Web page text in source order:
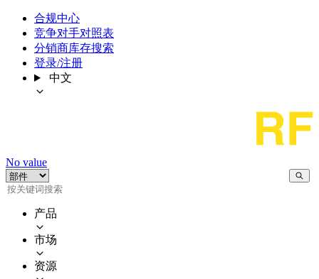
合规中心
竞争对手对照表
分销商库存搜索
登录/注册
中文
No value
产品
市场
资源